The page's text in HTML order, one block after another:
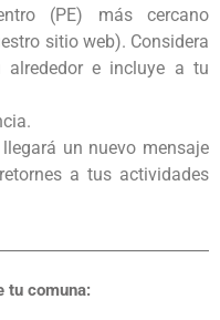
(PE) más cercano
sitio web). Considera
e incluye a tu
.
un nuevo mensaje
a tus actividades
tu comuna: